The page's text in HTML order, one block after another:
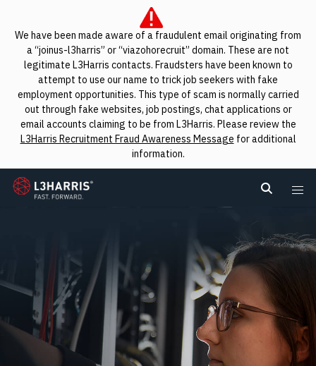
We have been made aware of a fraudulent email originating from
a “joinus-l3harris” or “viazohorecruit” domain. These are not
legitimate L3Harris contacts. Fraudsters have been known to
attempt to use our name to trick job seekers with fake
employment opportunities. This type of scam is normally carried
out through fake websites, job postings, chat applications or
email accounts claiming to be from L3Harris. Please review the
L3Harris Recruitment Fraud Awareness Message for additional
information.
L3Harris
Search